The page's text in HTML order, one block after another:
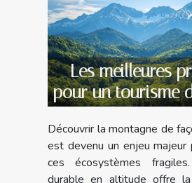
Les meilleures
pour un tourisme
Découvrir la montagne de
est devenu un enjeu majeur
ces écosystèmes
durable en altitude offre